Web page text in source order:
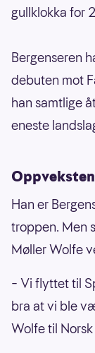
gullklokka for
Bergenseren
debuten mot
han samtlige
eneste
Han er
troppen. Men
Møller Wolfe
– Vi flyttet til
bra at vi ble
Wolfe til